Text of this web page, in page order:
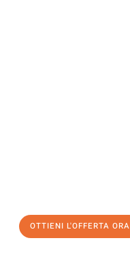
OTTIENI L'OFFERTA ORA